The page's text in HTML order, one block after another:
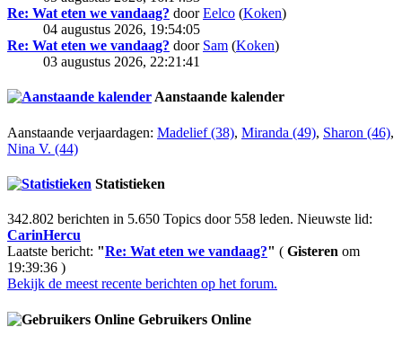
Re: Wat eten we vandaag? doorEelco (Koken)
04 augustus 2026, 19:54:05
Re: Wat eten we vandaag? door Sam (Koken)
03 augustus 2026, 22:21:41
Aanstaande kalender
Aanstaande verjaardagen: Madelief (38), Miranda (49), Sharon (46),
Nina V. (44)
Statistieken
342.802 berichten in 5.650 Topics door 558 leden. Nieuwste lid:
CarinHercu
Laatste bericht: "Re: Wat eten we vandaag?" ( Gisteren om
19:39:36 )
Bekijk de meest recente berichten op het forum.
Gebruikers Online